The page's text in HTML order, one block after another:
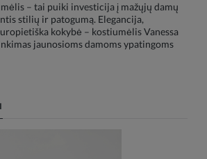
– tai puiki investicija į mažųjų damų
stilių ir patogumą. Elegancija,
kokybė – kostiumėlis Vanessa
jaunosioms damoms ypatingoms